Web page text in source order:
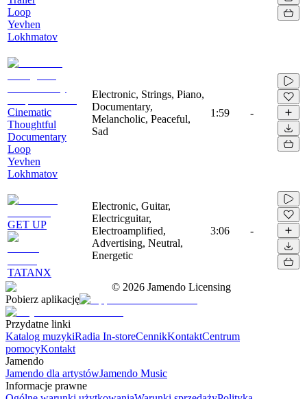
Loop
Yevhen
Lokhmatov
Cinematic
Thoughtful
Documentary
Loop
Yevhen
Lokhmatov
Electronic, Strings, Piano,
Documentary,
Melancholic, Peaceful,
Sad
1:59 -
GET UP
TATANX
Electronic, Guitar,
Electricguitar,
Electroamplified,
Advertising, Neutral,
Energetic
3:06 -
© 2026 Jamendo Licensing
Pobierz aplikację
Przydatne linki
Katalog muzykiRadia In-storeCennikKontaktCentrum
pomocyKontakt
Jamendo
Jamendo dla artystówJamendo Music
Informacje prawne